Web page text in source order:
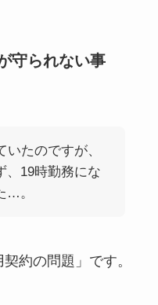
守られない事
いたのですが、
、19時勤務にな
…。
約の問題」です。